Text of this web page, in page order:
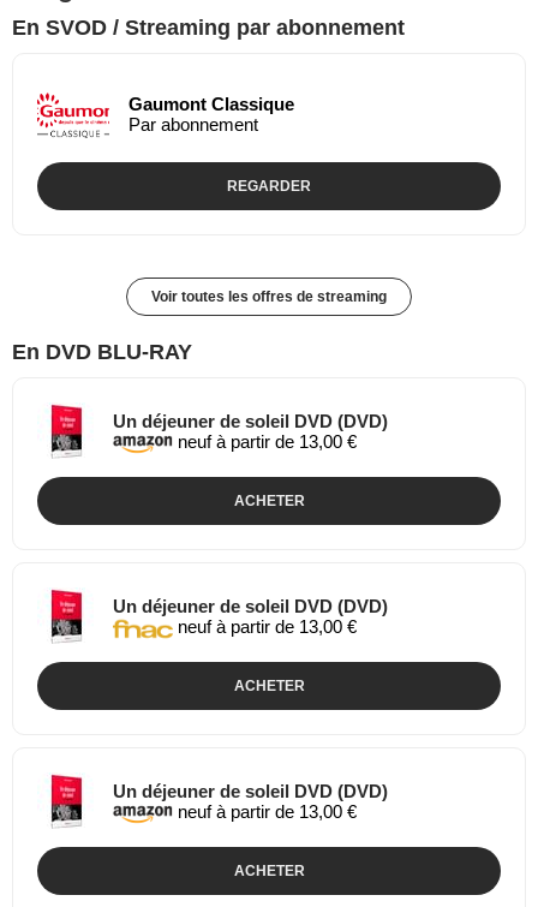
En SVOD / Streaming par abonnement
Gaumont Classique
Par abonnement
REGARDER
Voir toutes les offres de streaming
En DVD BLU-RAY
Un déjeuner de soleil DVD (DVD)
neuf à partir de 13,00 €
ACHETER
Un déjeuner de soleil DVD (DVD)
neuf à partir de 13,00 €
ACHETER
Un déjeuner de soleil DVD (DVD)
neuf à partir de 13,00 €
ACHETER